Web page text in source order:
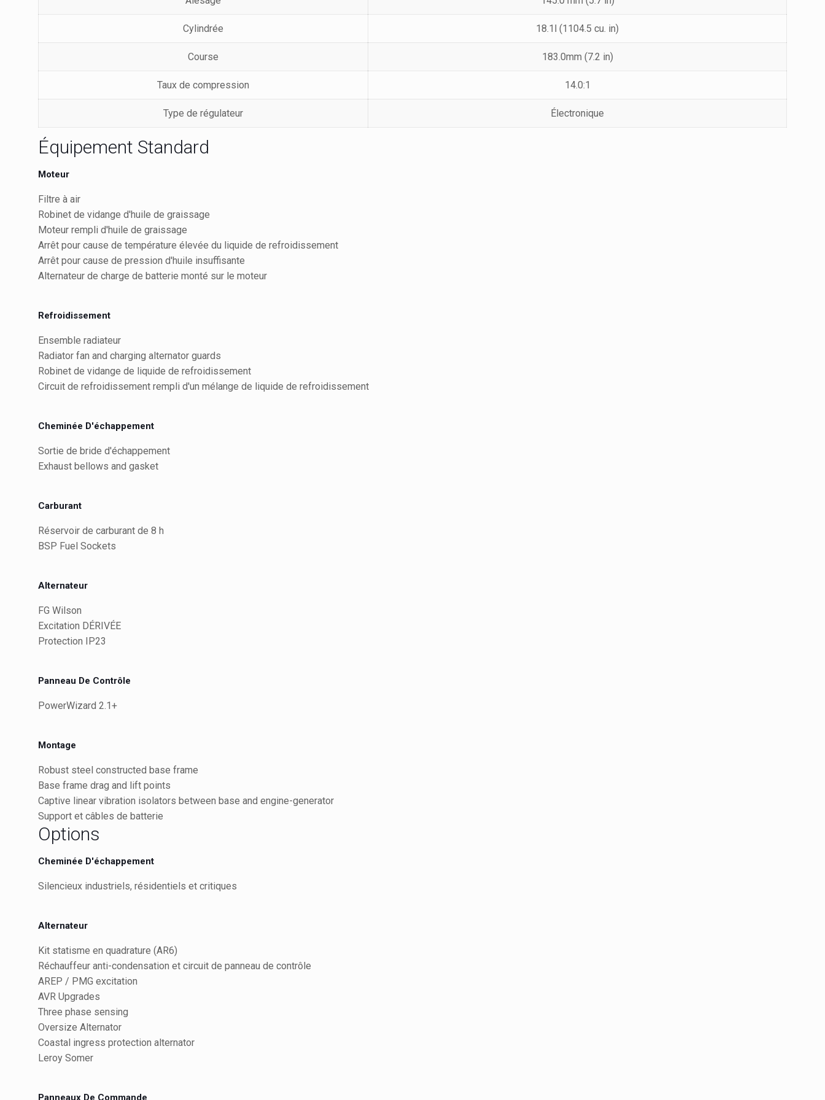
Cylindrée 18.1l (1104.5 cu. in)
Course 183.0mm (7.2 in)
Taux de compression 14.0:1
Type de régulateur Électronique
Équipement Standard
Moteur
Filtre à air
Robinet de vidange d'huile de graissage
Moteur rempli d'huile de graissage
Arrêt pour cause de température élevée du liquide de refroidissement
Arrêt pour cause de pression d'huile insuffisante
Alternateur de charge de batterie monté sur le moteur
Refroidissement
Ensemble radiateur
Radiator fan and charging alternator guards
Robinet de vidange de liquide de refroidissement
Circuit de refroidissement rempli d'un mélange de liquide de refroidissement
Cheminée D'échappement
Sortie de bride d'échappement
Exhaust bellows and gasket
Carburant
Réservoir de carburant de 8 h
BSP Fuel Sockets
Alternateur
FG Wilson
Excitation DÉRIVÉE
Protection IP23
Panneau De Contrôle
PowerWizard 2.1+
Montage
Robust steel constructed base frame
Base frame drag and lift points
Captive linear vibration isolators between base and engine-generator
Support et câbles de batterie
Options
Cheminée D'échappement
Silencieux industriels, résidentiels et critiques
Alternateur
Kit statisme en quadrature (AR6)
Réchauffeur anti-condensation et circuit de panneau de contrôle
AREP / PMG excitation
AVR Upgrades
Three phase sensing
Oversize Alternator
Coastal ingress protection alternator
Leroy Somer
Panneaux De Commande